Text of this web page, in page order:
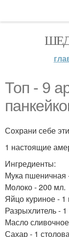
Топ - 9
Сохрани себе
1 настоящие
Ингредиенты:
Мука пшеничная
Молоко - 200 мл.
Яйцо куриное - 1
Разрыхлитель -
Масло
Сахар - 1